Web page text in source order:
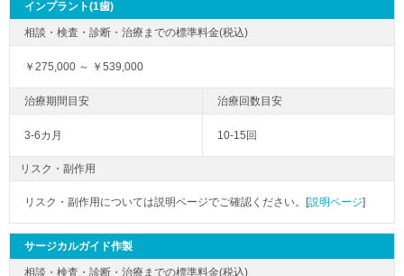
インプラント(1歯)
￥275,000 ～ ￥539,000
3-6カ月 10-15回
リスク・副作用
リスク・副作用については説明ページでご確認ください。[説明ページ]
サージカルガイド作製